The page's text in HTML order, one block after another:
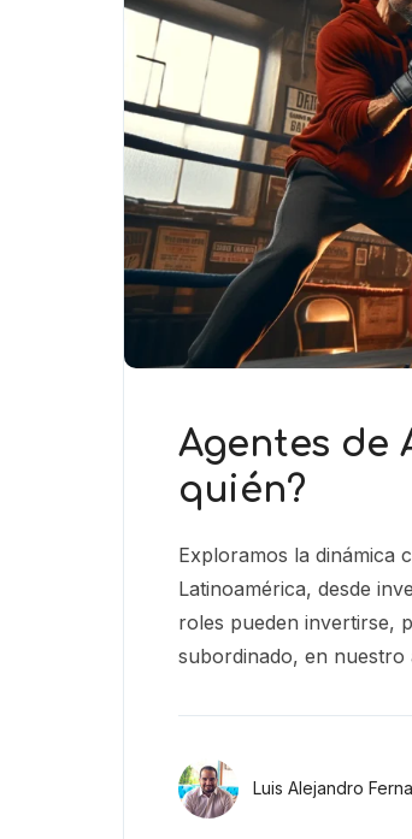
Agentes de
quién?
Exploramos la dinámica
Latinoamérica, desde
roles pueden invertirse,
subordinado, en nuestro
Luis Alejandro